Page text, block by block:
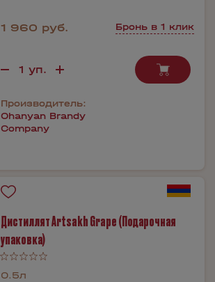
1 960 руб. Бронь в 1 клик
Производитель:
Ohanyan Brandy
Company
Дистиллят Artsakh Grape (Подарочная
упаковка)
0.5л